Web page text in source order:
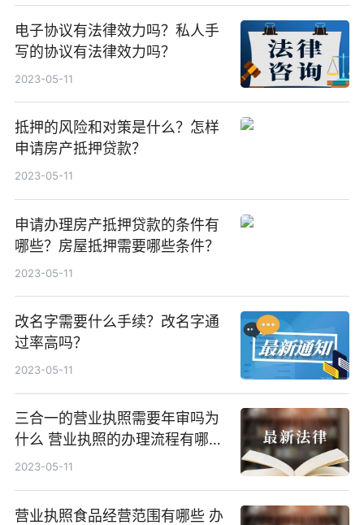
电子协议有法律效力吗？私人手
写的协议有法律效力吗？
2023-05-11
抵押的风险和对策是什么？怎样
申请房产抵押贷款？
2023-05-11
申请办理房产抵押贷款的条件有
哪些？房屋抵押需要哪些条件？
2023-05-11
改名字需要什么手续？改名字通
过率高吗？
2023-05-11
三合一的营业执照需要年审吗为
什么 营业执照的办理流程有哪
些？
2023-05-11
营业执照食品经营范围有哪些 办